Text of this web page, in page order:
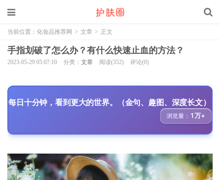
当前位置： 化妆品推荐网 > 文章 > 正文
手指划破了怎么办？有什么快速止血的方法？
2023-05-29 05:07:10 分类： 文章 阅读(352) 评论(0)
每日十分钟，看到更大的世界。（金句、趣图、深度长文）
浏览量： 1万+